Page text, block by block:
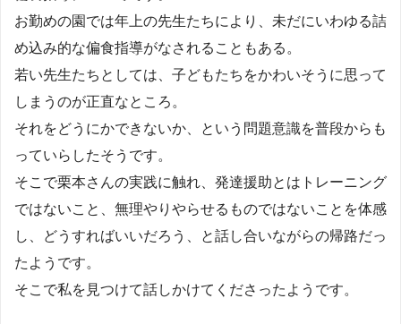
お勤めの園では年上の先生たちにより、未だにいわゆる詰
め込み的な偏食指導がなされることもある。
若い先生たちとしては、子どもたちをかわいそうに思って
しまうのが正直なところ。
それをどうにかできないか、という問題意識を普段からも
っていらしたそうです。
そこで栗本さんの実践に触れ、発達援助とはトレーニング
ではないこと、無理やりやらせるものではないことを体感
し、どうすればいいだろう、と話し合いながらの帰路だっ
たようです。
そこで私を見つけて話しかけてくださったようです。